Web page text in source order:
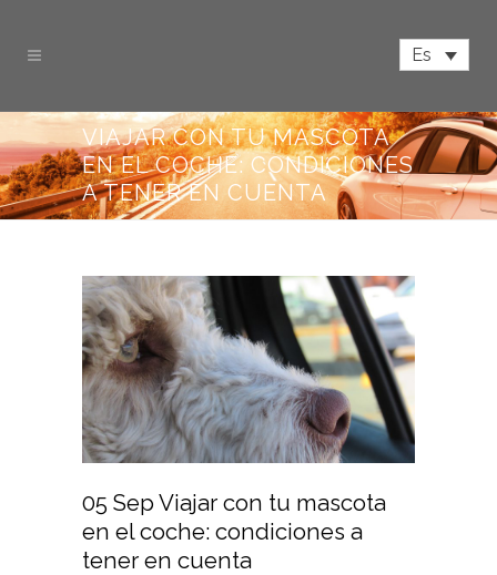
Es
VIAJAR CON TU MASCOTA
EN EL COCHE: CONDICIONES
A TENER EN CUENTA
05 Sep Viajar con tu mascota
en el coche: condiciones a
tener en cuenta